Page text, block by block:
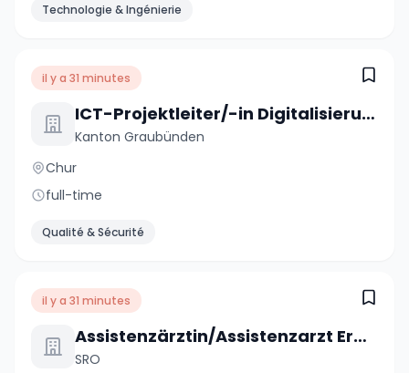
Technologie & Ingénierie
il y a 31 minutes
ICT-Projektleiter/-in Digitalisierungsprojekte 60-100 %
Kanton Graubünden
Chur
full-time
Qualité & Sécurité
il y a 31 minutes
Assistenzärztin/Assistenzarzt Erwachsenenpsychiatrie Ambulatorium 80 - 100 %
SRO